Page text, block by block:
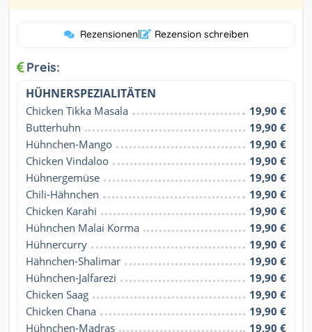
Rezensionen| Rezension schreiben
Preis:
HÜHNERSPEZIALITÄTEN
Chicken Tikka Masala
19,90 €
Butterhuhn
19,90 €
Hühnchen-Mango
19,90 €
Chicken Vindaloo
19,90 €
Hühnergemüse
19,90 €
Chili-Hähnchen
19,90 €
Chicken Karahi
19,90 €
Hühnchen Malai Korma
19,90 €
Hühnercurry
19,90 €
Hähnchen-Shalimar
19,90 €
Hühnchen-Jalfarezi
19,90 €
Chicken Saag
19,90 €
Chicken Chana
19,90 €
Hühnchen-Madras
19,90 €